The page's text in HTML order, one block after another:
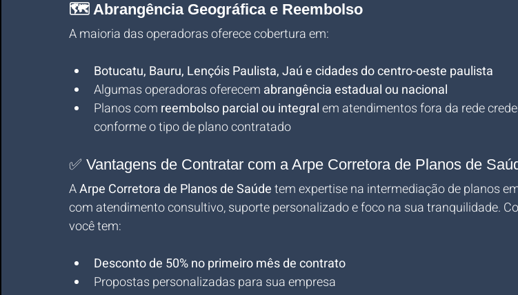
🗺️ Abrangência Geográfica e Reembolso
A maioria das operadoras oferece cobertura em:
Botucatu, Bauru, Lençóis Paulista, Jaú e cidades do centro-oeste paulista
Algumas operadoras oferecem abrangência estadual ou nacional
Planos com reembolso parcial ou integral em atendimentos fora da rede
conforme o tipo de plano contratado
✅ Vantagens de Contratar com a Arpe Corretora de Planos de
A Arpe Corretora de Planos de Saúde tem expertise na intermediação de planos
com atendimento consultivo, suporte personalizado e foco na sua tranquilidade.
você tem:
Desconto de 50% no primeiro mês de contrato
Propostas personalizadas para sua empresa